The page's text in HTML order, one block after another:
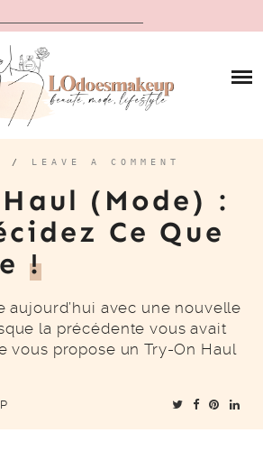
L’AVENT
/ LEAVE A COMMENT
(mode) :
Ce Que
!
aujourd’hui avec une nouvelle
la précédente vous avait
vous propose un Try-On Haul